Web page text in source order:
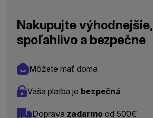
Nakupujte výhodnejšie,
spoľahlivo a bezpečne
Môžete mať doma
Vaša platba je bezpečná
Doprava zadarmo od 500€